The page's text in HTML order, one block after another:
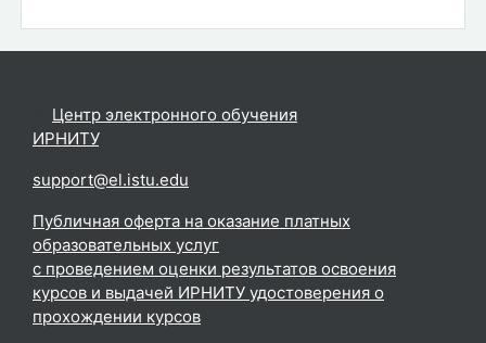
Центр электронного обучения
ИРНИТУ.
support@el.istu.edu
Публичная оферта на оказание платных
образовательных услуг
с проведением оценки результатов освоения
курсов и выдачей ИРНИТУ удостоверения о
прохождении курсов